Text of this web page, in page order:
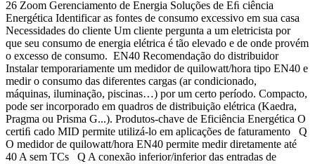
26 Zoom Gerenciamento de Energia Soluções de Eﬁ ciência
Energética Identificar as fontes de consumo excessivo em sua casa
Necessidades do cliente Um cliente pergunta a um eletricista por
que seu consumo de energia elétrica é tão elevado e de onde provém
o excesso de consumo. EN40 Recomendação do distribuidor
Instalar temporariamente um medidor de quilowatt/hora tipo EN40 e
medir o consumo das diferentes cargas (ar condicionado,
máquinas, iluminação, piscinas…) por um certo período. Compacto,
pode ser incorporado em quadros de distribuição elétrica (Kaedra,
Pragma ou Prisma G...). Produtos-chave de Eficiência Energética O
certiﬁ cado MID permite utilizá-lo em aplicações de faturamento Q
O medidor de quilowatt/hora EN40 permite medir diretamente até
40 A sem TCs Q A conexão inferior/inferior das entradas de